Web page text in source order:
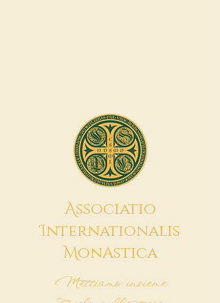
Associatio
Internationalis
MonAstica
Mettiamo insieme